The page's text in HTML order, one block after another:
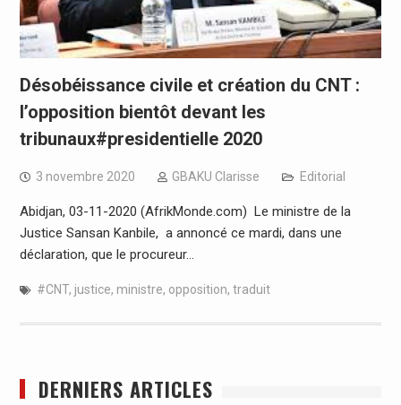
Désobéissance civile et création du CNT :
l’opposition bientôt devant les
tribunaux#presidentielle 2020
3 novembre 2020 GBAKU Clarisse Editorial
Abidjan, 03-11-2020 (AfrikMonde.com) Le ministre de la
Justice Sansan Kanbile, a annoncé ce mardi, dans une
déclaration, que le procureur…
#CNT, justice, ministre, opposition, traduit
DERNIERS ARTICLES